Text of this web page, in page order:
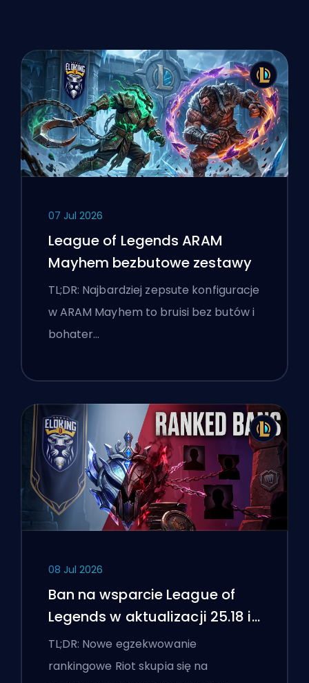
07 Jul 2026
League of Legends ARAM
Mayhem bezbutowe zestawy
TL;DR: Najbardziej zepsute konfiguracje
w ARAM Mayhem to bruisi bez butów i
bohater…
08 Jul 2026
Ban na wsparcie League of
Legends w aktualizacji 25.18 i
flagi boostingu
TL;DR: Nowe egzekwowanie
rankingowe Riot skupia się na